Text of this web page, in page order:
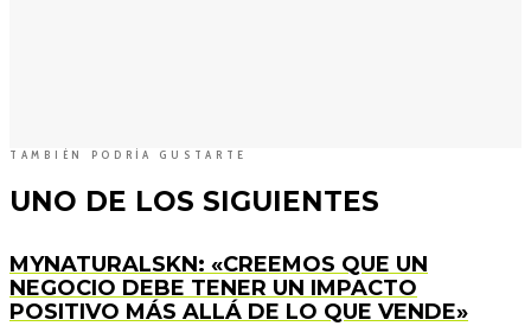
TAMBIÉN PODRÍA GUSTARTE
UNO DE LOS SIGUIENTES
MYNATURALSKN: «CREEMOS QUE UN
NEGOCIO DEBE TENER UN IMPACTO
POSITIVO MÁS ALLÁ DE LO QUE VENDE»